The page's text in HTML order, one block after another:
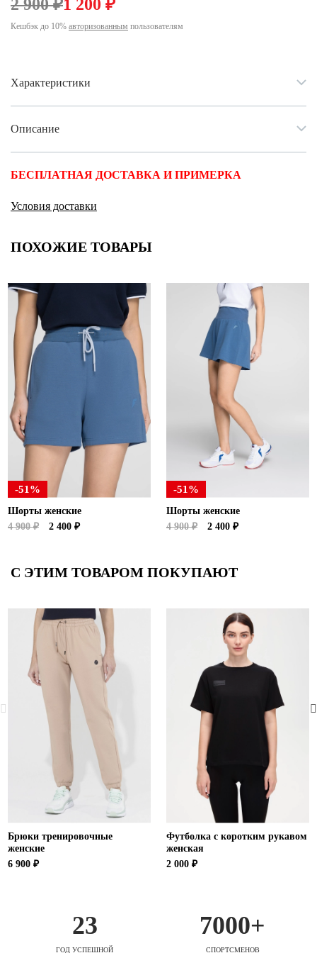
Ханты-Мансийский автономный округ (3)
Челябинская область (2)
2 900 ₽1 200 ₽
Кешбэк до 10% авторизованным пользователям
Характеристики
Описание
БЕСПЛАТНАЯ ДОСТАВКА И ПРИМЕРКА
Условия доставки
ПОХОЖИЕ ТОВАРЫ
-51%
Шорты женские
4 900 ₽
2 400 ₽
-51%
Шорты женские
4 900 ₽
2 400 ₽
С ЭТИМ ТОВАРОМ ПОКУПАЮТ
Брюки тренировочные
женские
6 900 ₽
Футболка с коротким рукавом
женская
2 000 ₽
23
ГОД УСПЕШНОЙ
7000+
СПОРТСМЕНОВ